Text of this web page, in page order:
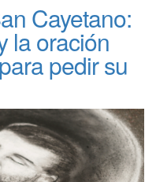
Cayetano:
la oración
pedir su